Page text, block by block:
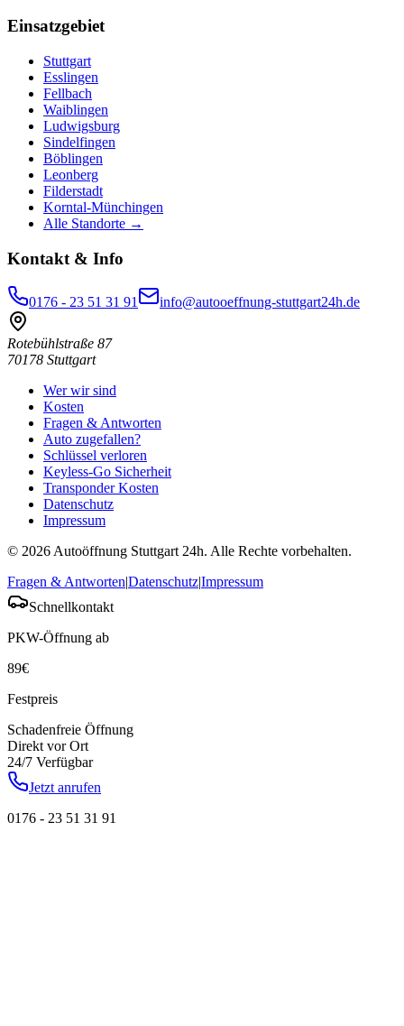
Einsatzgebiet
Stuttgart
Esslingen
Fellbach
Waiblingen
Ludwigsburg
Sindelfingen
Böblingen
Leonberg
Filderstadt
Korntal-Münchingen
Alle Standorte →
Kontakt & Info
0176 - 23 51 31 91 info@autooeffnung-stuttgart24h.de
Rotebühlstraße 87
70178 Stuttgart
Wer wir sind
Kosten
Fragen & Antworten
Auto zugefallen?
Schlüssel verloren
Keyless-Go Sicherheit
Transponder Kosten
Datenschutz
Impressum
© 2026Autoöffnung Stuttgart 24h. Alle Rechte vorbehalten.
Fragen & AntwortenDatenschutzImpressum
Schnellkontakt
PKW-Öffnung ab
89€
Festpreis
Schadenfreie Öffnung
Direkt vor Ort
24/7 Verfügbar
Jetzt anrufen
0176 - 23 51 31 91